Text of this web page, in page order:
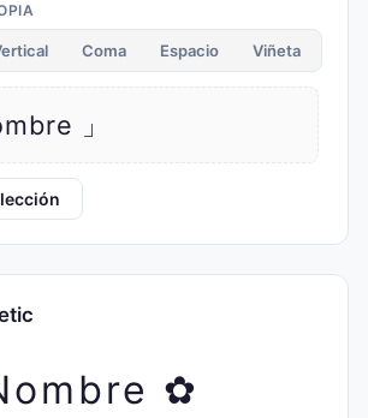
Coma Espacio Viñeta
」
✿